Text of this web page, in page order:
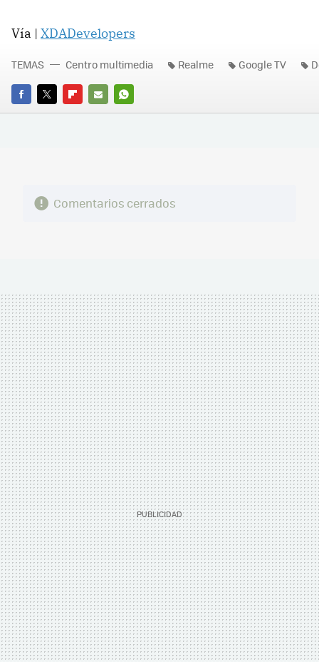
Vía | XDADevelopers
FACEBOOK
TWITTERFLIPBOARD
E-
WHATSAPP
TEMAS Centro multimedia Realme Google TV
Comentarios cerrados